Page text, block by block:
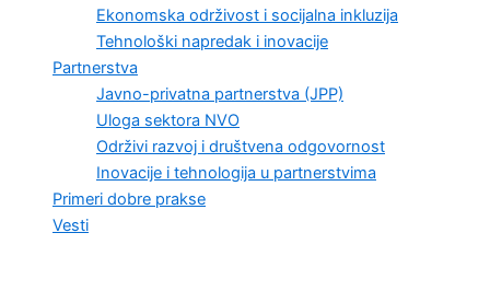
Ekonomska održivost i socijalna inkluzija
Tehnološki napredak i inovacije
Partnerstva
Javno-privatna partnerstva (JPP)
Uloga sektora NVO
Održivi razvoj i društvena odgovornost
Inovacije i tehnologija u partnerstvima
Primeri dobre prakse
Vesti